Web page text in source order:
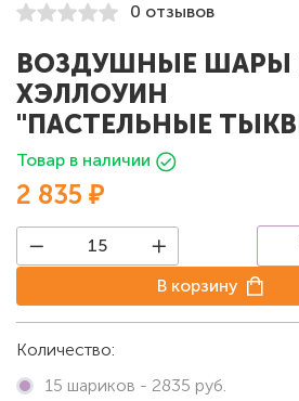
0 отзывов
ВОЗДУШНЫЕ ШАРЫ
ХЭЛЛОУИН
"ПАСТЕЛЬНЫЕ
Товар в наличии
2 835 ₽
В корзину
Количество:
15 шариков - 2835 руб.